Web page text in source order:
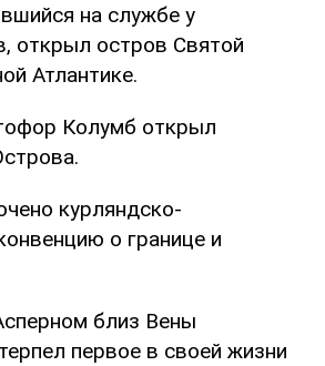
на службе у
открыл остров Святой
Атлантике.
Колумб открыл
курляндско-
о границе и
близ Вены
первое в своей жизни